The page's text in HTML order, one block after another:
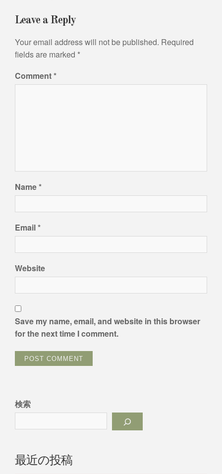
Leave a Reply
Your email address will not be published. Required
fields are marked *
Comment*
Name*
Email*
Website
Save my name, email, and website in this browser
for the next time I comment.
検索
最近の投稿